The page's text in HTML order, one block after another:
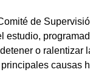
de
o
causas